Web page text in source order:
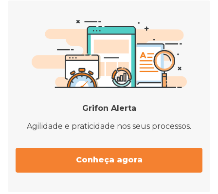
Grifon Alerta
Agilidade e praticidade nos seus processos.
Conheça agora